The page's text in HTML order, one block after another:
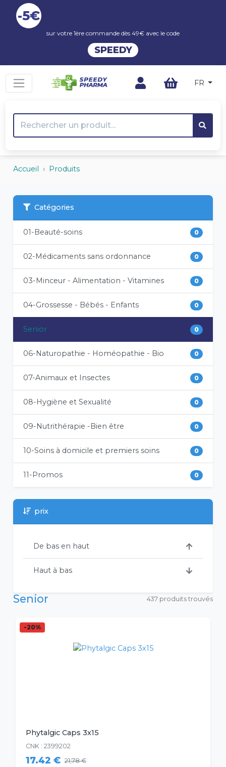
-5€
sur votre 1ère commande dès 49€ avec le code
SPEEDY
FR
Accueil Produits
Catégories
01-Beauté-soins 0
02-Médicaments sans ordonnance 0
03-Minceur - Alimentation - Vitamines 0
04-Grossesse - Bébés - Enfants 0
Senior 0
06-Naturopathie - Homéopathie - Bio 0
07-Animaux et Insectes 0
08-Hygiène et Sexualité 0
09-Nutrithérapie -Bien être 0
10-Soins à domicile et premiers soins 0
11-Promos 0
prix
De bas en haut
Haut à bas
Senior 437 produits trouvés
-20%
Phytalgic Caps 3x15
CNK : 2399202
17.42 € 21,78 €